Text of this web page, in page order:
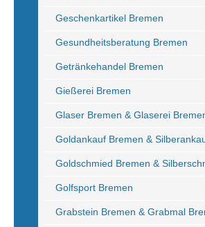
Geschenkartikel Bremen
Gesundheitsberatung Bremen
Getränkehandel Bremen
Gießerei Bremen
Glaser Bremen & Glaserei
Goldankauf Bremen &
Goldschmied Bremen &
Golfsport Bremen
Grabstein Bremen & Grabmal